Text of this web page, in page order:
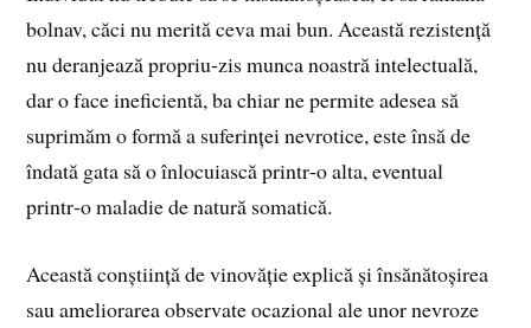
bolnav, căci nu merită ceva mai bun. Această rezistență
nu deranjează propriu‑zis munca noastră intelectuală,
dar o face ineficientă, ba chiar ne permite adesea să
suprimăm o formă a suferinței nevrotice, este însă de
îndată gata să o înlocuiască printr‑o alta, eventual
printr‑o maladie de natură somatică.
Această conștiință de vinovăție explică și însănătoșirea
sau ameliorarea observate ocazional ale unor nevroze